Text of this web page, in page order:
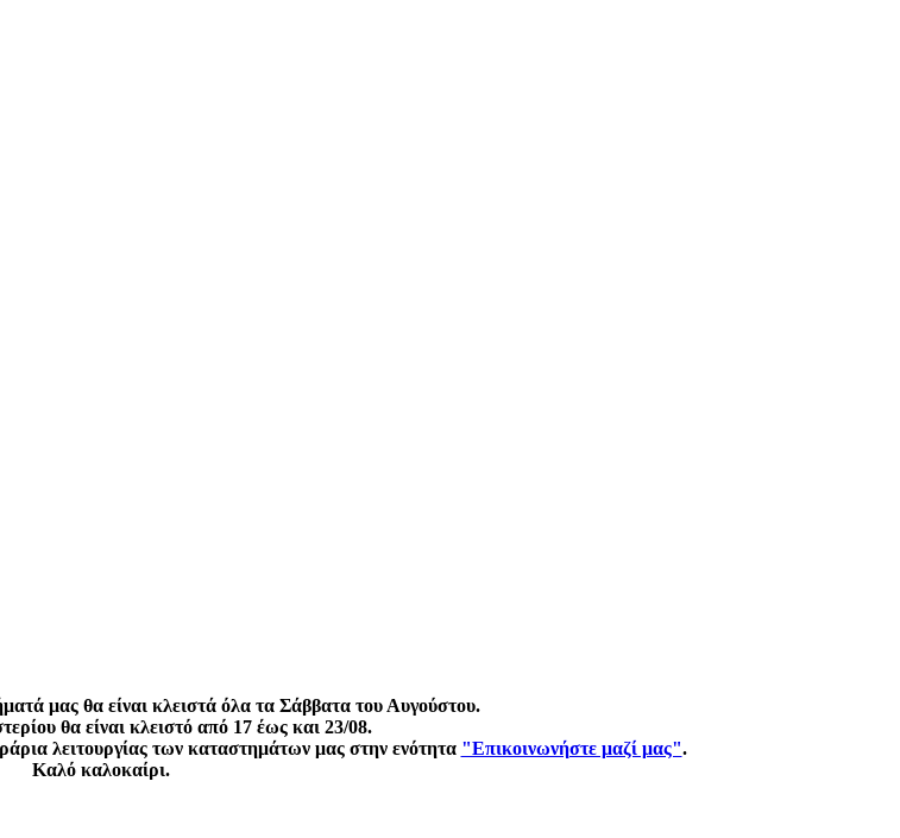
μας θα είναι κλειστά όλα τα Σάββατα του Αυγούστου.
θα είναι κλειστό από 17 έως και 23/08.
λειτουργίας των καταστημάτων μας στην ενότητα "Επικοινωνήστε μαζί μας".
Καλό καλοκαίρι.